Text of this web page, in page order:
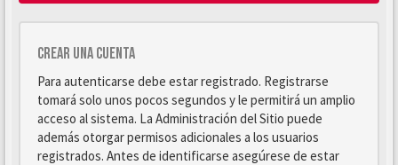
Crear una cuenta
Para autenticarse debe estar registrado. Registrarse
tomará solo unos pocos segundos y le permitirá un amplio
acceso al sistema. La Administración del Sitio puede
además otorgar permisos adicionales a los usuarios
registrados. Antes de identificarse asegúrese de estar